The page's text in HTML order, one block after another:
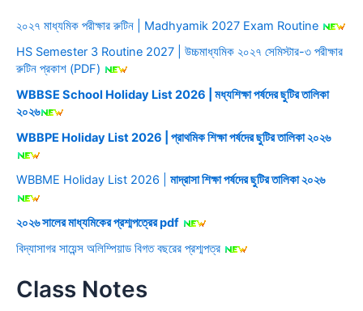
২০২৭ মাধ্যমিক পরীক্ষার রুটিন | Madhyamik 2027 Exam Routine
HS Semester 3 Routine 2027 | উচ্চমাধ্যমিক ২০২৭ সেমিস্টার-৩ পরীক্ষার
রুটিন প্রকাশ (PDF)
WBBSE School Holiday List 2026 | মধ্যশিক্ষা পর্ষদের ছুটির তালিকা
২০২৬
WBBPE Holiday List 2026 | প্রাথমিক শিক্ষা পর্ষদের ছুটির তালিকা ২০২৬
WBBME Holiday List 2026 | মাদ্রাসা শিক্ষা পর্ষদের ছুটির তালিকা ২০২৬
২০২৬ সালের মাধ্যমিকের প্রশ্মপত্রের pdf
বিদ্যাসাগর সায়েন্স অলিম্পিয়াড বিগত বছরের প্রশ্মপত্র
Class Notes